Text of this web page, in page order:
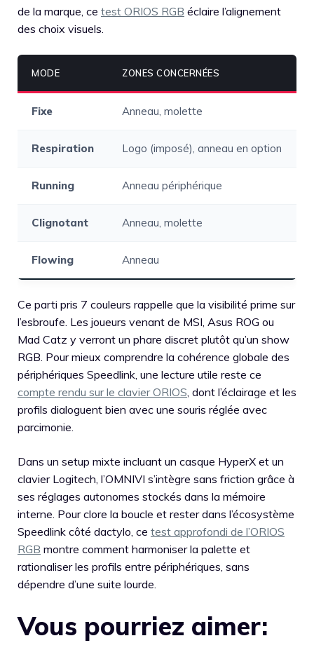
de la marque, ce test ORIOS RGB éclaire l’alignement
des choix visuels.
MODE ZONES CONCERNÉES
Fixe Anneau, molette
Respiration Logo (imposé), anneau en option
Running Anneau périphérique
Clignotant Anneau, molette
Flowing Anneau
Ce parti pris 7 couleurs rappelle que la visibilité prime sur
l’esbroufe. Les joueurs venant de MSI, Asus ROG ou
Mad Catz y verront un phare discret plutôt qu’un show
RGB. Pour mieux comprendre la cohérence globale des
périphériques Speedlink, une lecture utile reste ce
compte rendu sur le clavier ORIOS , dont l’éclairage et les
profils dialoguent bien avec une souris réglée avec
parcimonie.
Dans un setup mixte incluant un casque HyperX et un
clavier Logitech, l’OMNIVI s’intègre sans friction grâce à
ses réglages autonomes stockés dans la mémoire
interne. Pour clore la boucle et rester dans l’écosystème
Speedlink côté dactylo, ce test approfondi de l’ORIOS
RGB montre comment harmoniser la palette et
rationaliser les profils entre périphériques, sans
dépendre d’une suite lourde.
Vous pourriez aimer: